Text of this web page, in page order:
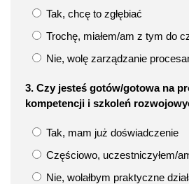
Tak, chcę to zgłębiać
Trochę, miałem/am z tym do
Nie, wolę zarządzanie
3. Czy jesteś gotów/gotowa na
kompetencji i szkoleń
Tak, mam już doświadczenie
Częściowo, uczestniczyłem/
Nie, wolałbym praktyczne